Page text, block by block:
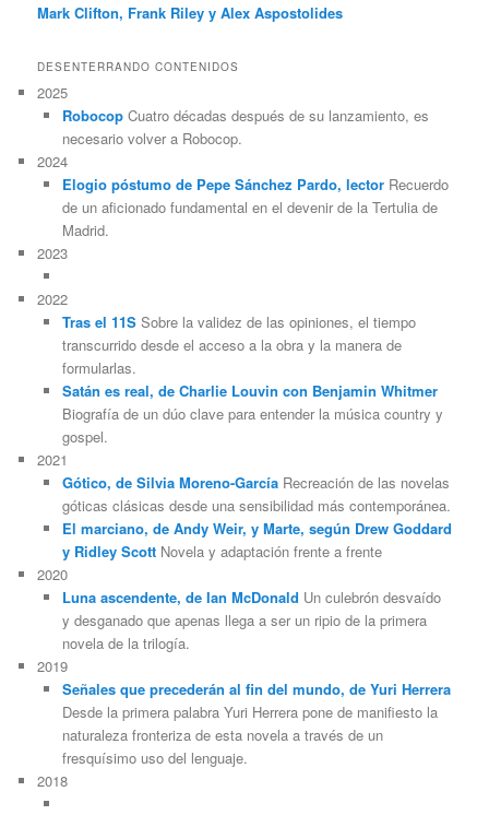
Mark Clifton, Frank Riley y Alex Aspostolides
DESENTERRANDO CONTENIDOS
2025
RobocopCuatro décadas después de su lanzamiento, es
necesario volver a Robocop.
2024
Elogio póstumo de Pepe Sánchez Pardo, lectorRecuerdo
de un aficionado fundamental en el devenir de la Tertulia de
Madrid.
2023
2022
Tras el 11SSobre la validez de las opiniones, el tiempo
transcurrido desde el acceso a la obra y la manera de
formularlas.
Satán es real, de Charlie Louvin con Benjamin Whitmer
Biografía de un dúo clave para entender la música country y
gospel.
2021
Gótico, de Silvia Moreno-GarcíaRecreación de las novelas
góticas clásicas desde una sensibilidad más contemporánea.
El marciano, de Andy Weir, y Marte, según Drew Goddard
y Ridley ScottNovela y adaptación frente a frente
2020
Luna ascendente, de Ian McDonald Un culebrón desvaído
y desganado que apenas llega a ser un ripio de la primera
novela de la trilogía.
2019
Señales que precederán al fin del mundo, de Yuri Herrera
Desde la primera palabra Yuri Herrera pone de manifiesto la
naturaleza fronteriza de esta novela a través de un
fresquísimo uso del lenguaje.
2018